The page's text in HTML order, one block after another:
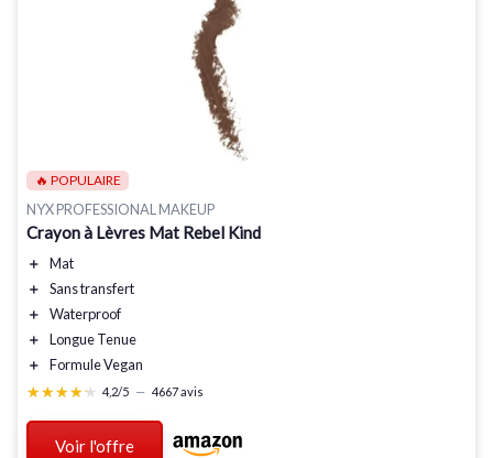
🔥 POPULAIRE
NYX PROFESSIONAL MAKEUP
Crayon à Lèvres Mat Rebel Kind
＋
Mat
＋
Sans transfert
＋
Waterproof
＋
Longue Tenue
＋
Formule Vegan
★★★★★
★★★★★ 4,2/5 — 4667 avis
Voir l'offre